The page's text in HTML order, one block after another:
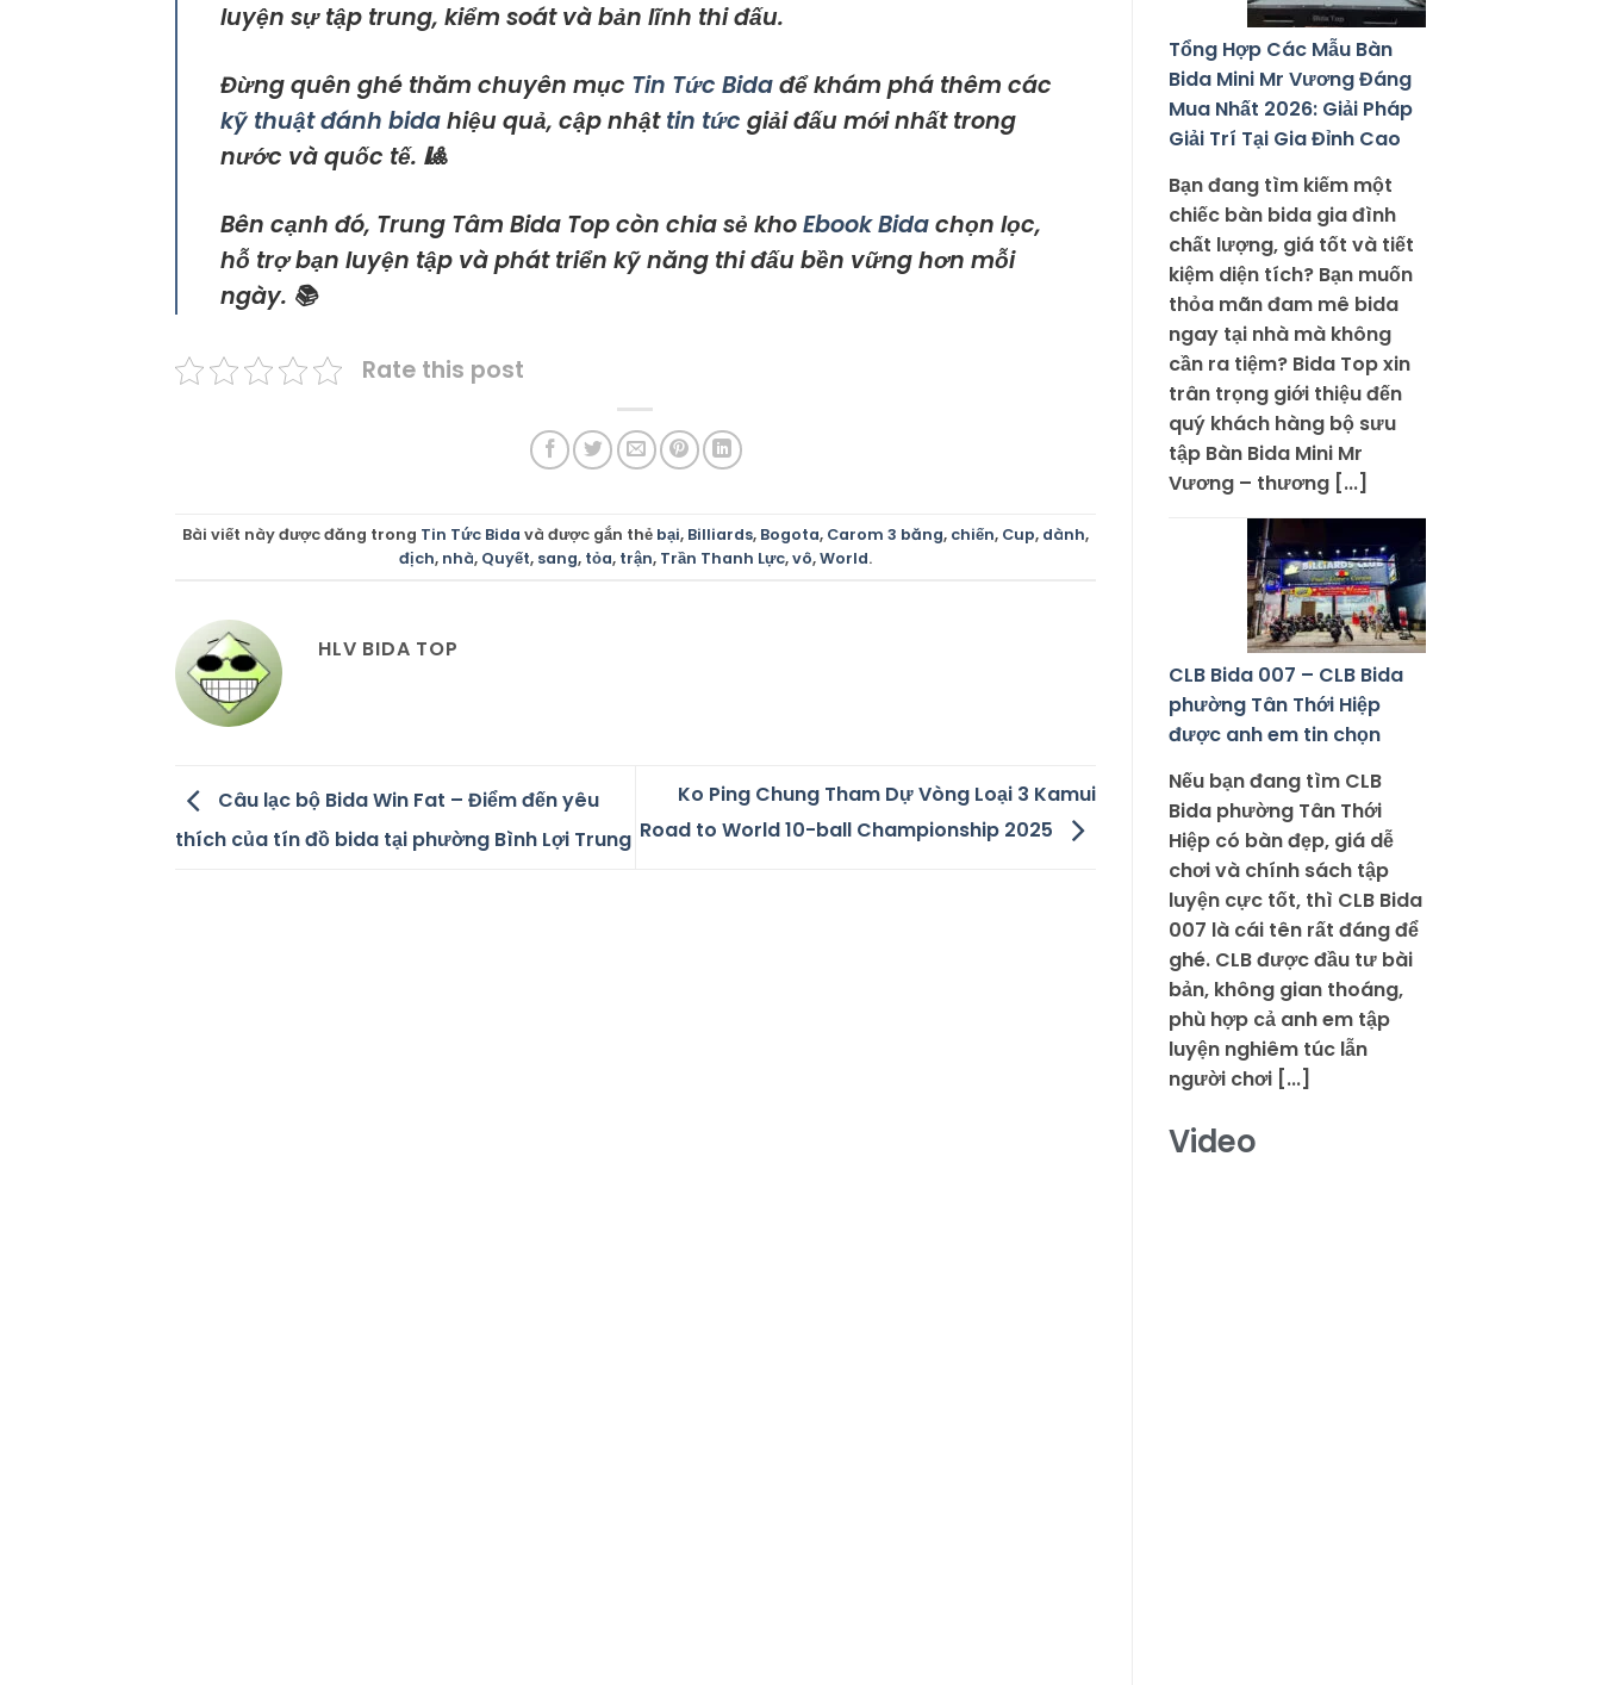
luyện sự tập trung, kiểm soát và bản lĩnh thi đấu.
Đừng quên ghé thăm chuyên mục Tin Tức Bidađể khám phá thêm các
kỹ thuật đánh bidahiệu quả, cập nhậttin tức giải đấu mới nhất trong
nước và quốc tế. 🎱
Bên cạnh đó, Trung Tâm Bida Top còn chia sẻ khoEbook Bidachọn lọc,
hỗ trợ bạn luyện tập và phát triển kỹ năng thi đấu bền vững hơn mỗi
ngày. 📚
Rate this post
Bài viết này được đăng trong Tin Tức Bida và được gắn thẻ bại, Billiards, Bogota, Carom 3 băng, chiến, Cup, dành,
địch, nhà, Quyết, sang, tỏa, trận, Trần Thanh Lực,vô,World.
HLV BIDA TOP
Câu lạc bộ Bida Win Fat – Điểm đến yêu
thích của tín đồ bida tại phường Bình Lợi Trung
Ko Ping Chung Tham Dự Vòng Loại 3 Kamui
Road to World 10-ball Championship 2025
Tổng Hợp Các Mẫu Bàn
Bida Mini Mr Vương Đáng
Mua Nhất 2026: Giải Pháp
Giải Trí Tại Gia Đỉnh Cao
Bạn đang tìm kiếm một
chiếc bàn bida gia đình
chất lượng, giá tốt và tiết
kiệm diện tích? Bạn muốn
thỏa mãn đam mê bida
ngay tại nhà mà không
cần ra tiệm? Bida Top xin
trân trọng giới thiệu đến
quý khách hàng bộ sưu
tập Bàn Bida Mini Mr
Vương – thương [...]
CLB Bida 007 – CLB Bida
phường Tân Thới Hiệp
được anh em tin chọn
Nếu bạn đang tìm CLB
Bida phường Tân Thới
Hiệp có bàn đẹp, giá dễ
chơi và chính sách tập
luyện cực tốt, thì CLB Bida
007 là cái tên rất đáng để
ghé. CLB được đầu tư bài
bản, không gian thoáng,
phù hợp cả anh em tập
luyện nghiêm túc lẫn
người chơi [...]
Video